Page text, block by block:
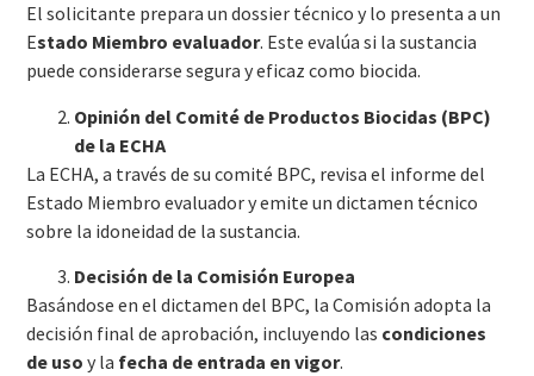
El solicitante prepara un dossier técnico y lo presenta a un
Estado Miembro evaluador. Este evalúa si la sustancia
puede considerarse segura y eficaz como biocida.
Opinión del Comité de Productos Biocidas (BPC)
de la ECHA
La ECHA, a través de su comité BPC, revisa el informe del
Estado Miembro evaluador y emite un dictamen técnico
sobre la idoneidad de la sustancia.
Decisión de la Comisión Europea
Basándose en el dictamen del BPC, la Comisión adopta la
decisión final de aprobación, incluyendo las condiciones
de uso y la fecha de entrada en vigor.